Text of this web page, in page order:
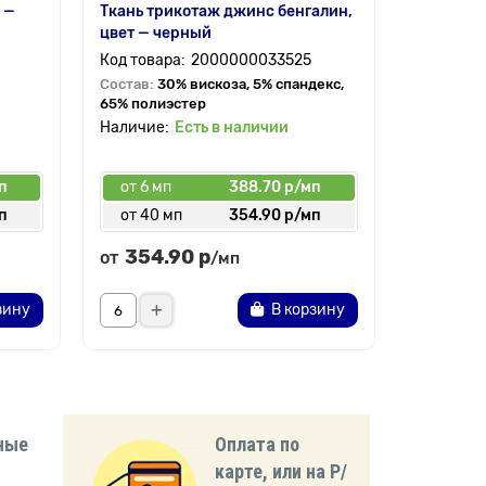
—
Ткань трикотаж джинс бенгалин,
цвет — черный
2000000033525
Состав: 30% вискоза, 5% спандекс,
65% полиэстер
Есть в наличии
от 6 мп
388.70 р/мп
от 40 мп
354.90 р/мп
от 354.90 р/мп
В корзину
Оплата по
карте, или на Р/